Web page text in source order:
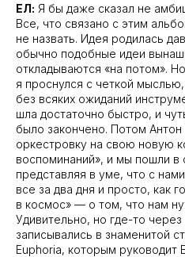
ЕЛ: Я бы даже сказал не
Все, что связано с этим
не назвать. Идея родилась
обычно подобные идеи
откладываются «на потом».
я проснулся с четкой
без всяких ожиданий
шла достаточно быстро, и
было закончено. Потом
оркестровку на свою новую
воспоминаний», и мы пошли в
представляя в уме, что с
все за два дня и просто, как
в космос» — о том, что нам
Удивительно, но где-то
записывались в знаменитой
Euphoria, которым руководит